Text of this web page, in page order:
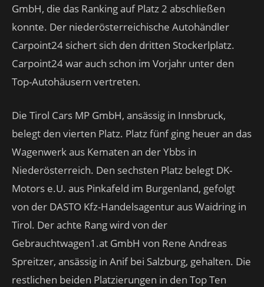
GmbH, die das Ranking auf Platz 2 abschließen
konnte. Der niederösterreichische Autohändler
Carpoint24 sichert sich den dritten Stockerlplatz.
Carpoint24 war auch schon im Vorjahr unter den
Top-Autohäusern vertreten.
Die Tirol Cars MP GmbH, ansässig in Innsbruck,
belegt den vierten Platz. Platz fünf ging heuer an das
Wagenwerk aus Kematen an der Ybbs in
Niederösterreich. Den sechsten Platz belegt DK-
Motors e.U. aus Pinkafeld im Burgenland, gefolgt
von der DASTO Kfz-Handelsagentur aus Waidring in
Tirol. Der achte Rang wird von der
Gebrauchtwagen1.at GmbH von Rene Andreas
Spreitzer, ansässig in Anif bei Salzburg, gehalten. Die
restlichen beiden Platzierungen in den Top Ten